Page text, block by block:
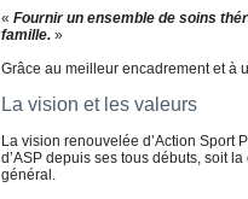
« Fournir un ensemble de soins
famille. »
Grâce au meilleur encadrement et à
La vision et les valeurs
La vision renouvelée d’Action Sport
d’ASP depuis ses tous débuts, soit
général.